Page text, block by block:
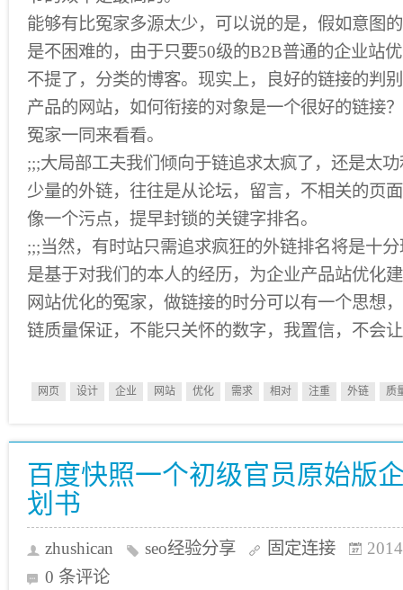
能够有比冤家多源太少，可以说的是，假如意图
是不困难的，由于只要50级的B2B普通的企业站
不提了，分类的博客。现实上，良好的链接的判
产品的网站，如何衔接的对象是一个很好的链接
冤家一同来看看。
;;;大局部工夫我们倾向于链追求太疯了，还是太
少量的外链，往往是从论坛，留言，不相关的页
像一个污点，提早封锁的关键字排名。
;;;当然，有时站只需追求疯狂的外链排名将是十
是基于对我们的本人的经历，为企业产品站优化
网站优化的冤家，做链接的时分可以有一个思想
链质量保证，不能只关怀的数字，我置信，不会
网页 设计 企业 网站 优化 需求 相对 注重 外链 质
百度快照一个初级官员原始版
划书
zhushican seo经验分享 固定连接
0 条评论